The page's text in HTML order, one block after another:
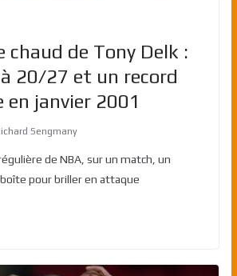
chaud de Tony Delk :
20/27 et un record
en janvier 2001
Sengmany
de NBA, sur un match, un
pour briller en attaque